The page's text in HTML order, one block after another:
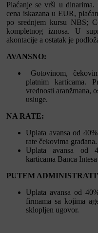
Plaćanje se vrši u
cena iskazana u EUR,
po srednjem kursu NBS;
kompletnog iznosa. U
akontacije a ostatak je
AVANSNO:
Gotovinom,
platnim karticama.
vrednosti aranžmana,
usluge.
NA RATE:
Uplata avansa od
rate čekovima građana.
Uplata avansa od
karticama Banca
PUTEM
Uplata avansa od
firmama sa kojima
sklopljen ugovor.